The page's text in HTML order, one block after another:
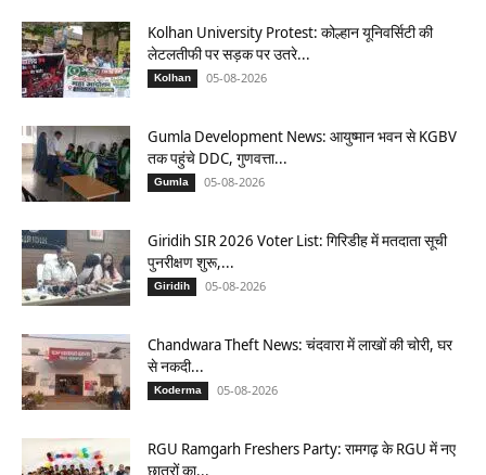
Kolhan University Protest: कोल्हान यूनिवर्सिटी की
लेटलतीफी पर सड़क पर उतरे...
Kolhan 05-08-2026
Gumla Development News: आयुष्मान भवन से KGBV
तक पहुंचे DDC, गुणवत्ता...
Gumla 05-08-2026
Giridih SIR 2026 Voter List: गिरिडीह में मतदाता सूची
पुनरीक्षण शुरू,...
Giridih 05-08-2026
Chandwara Theft News: चंदवारा में लाखों की चोरी, घर
से नकदी...
Koderma 05-08-2026
RGU Ramgarh Freshers Party: रामगढ़ के RGU में नए
छात्रों का...